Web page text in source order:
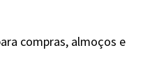
compras, almoços e